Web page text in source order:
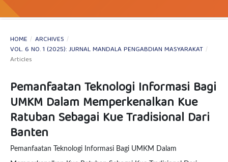
HOME / ARCHIVES /
VOL. 6 NO. 1 (2025): JURNAL MANDALA PENGABDIAN MASYARAKAT /
Articles
Pemanfaatan Teknologi Informasi Bagi
UMKM Dalam Memperkenalkan Kue
Ratuban Sebagai Kue Tradisional Dari
Banten
Pemanfaatan Teknologi Informasi Bagi UMKM Dalam